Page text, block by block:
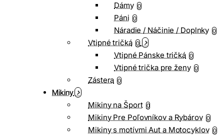
Dámy 0
Páni 0
Náradie / Náčinie / Doplnky 0
Vtipné tričká 0
Vtipné Pánske tričká 0
Vtipné trička pre ženy 0
Zástera 0
Mikiny
Mikiny na Šport 0
Mikiny Pre Poľovníkov a Rybárov 0
Mikiny s motívmi Aut a Motocyklov 0